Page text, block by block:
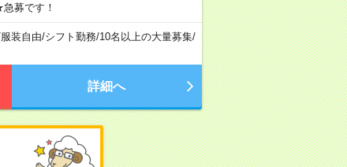
募です！
服装自由/シフト勤務/10名以上の大量募集/
詳細へ